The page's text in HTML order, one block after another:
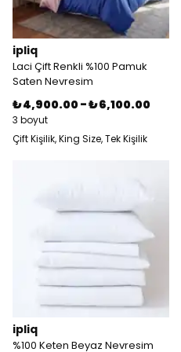
ipliq
Laci Çift Renkli %100 Pamuk
Saten Nevresim
₺ 4,900.00 -₺ 6,100.00
3 boyut
Çift Kişilik, King Size, Tek Kişilik
ipliq
%100 Keten Beyaz Nevresim